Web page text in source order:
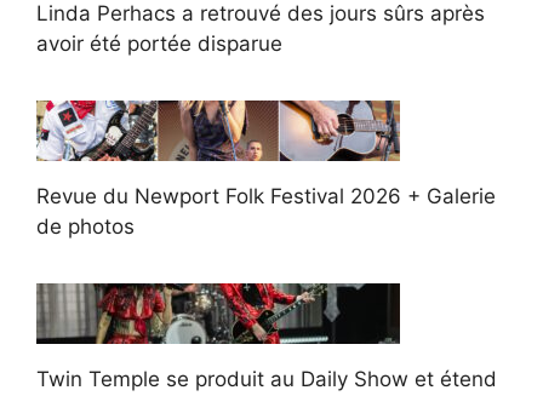
Linda Perhacs a retrouvé des jours sûrs après
avoir été portée disparue
Revue du Newport Folk Festival 2026 + Galerie
de photos
Twin Temple se produit au Daily Show et étend